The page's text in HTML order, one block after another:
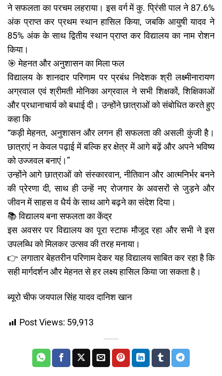
ने सफलता का परचम लहराया। इस वर्ग में कु. प्रिंसी पाल ने 87.6%
अंक प्राप्त कर प्रथम स्थान हासिल किया, जबकि आयुषी यादव ने
85% अंक के साथ द्वितीय स्थान प्राप्त कर विद्यालय का नाम रोशन
किया।
🎯 मेहनत और अनुशासन का मिला फल
विद्यालय के शानदार परिणाम पर प्रबंध निदेशक श्री लक्ष्मीनारायण
अग्रवाल एवं श्रीमती मोनिका अग्रवाल ने सभी शिक्षकों, शिक्षिकाओं
और प्रधानाचार्य को बधाई दी। उन्होंने छात्राओं को संबोधित करते हुए
कहा कि
“कड़ी मेहनत, अनुशासन और लगन ही सफलता की असली कुंजी है।
छात्राएं न केवल पढ़ाई में बल्कि हर क्षेत्र में आगे बढ़ें और अपने भविष्य
को उज्जवल बनाएं।”
उन्होंने आगे छात्राओं को संस्कारवान, नीतिवान और आत्मनिर्भर बनने
की प्रेरणा दी, साथ ही उन्हें नए रोजगार के अवसरों से जुड़ने और
जीवन में साहस व धैर्य के साथ आगे बढ़ने का संदेश दिया।
📚 विद्यालय बना सफलता का केंद्र
इस अवसर पर विद्यालय का पूरा स्टाफ मौजूद रहा और सभी ने इस
उपलब्धि को मिलकर उत्सव की तरह मनाया।
👉 लगातार बेहतरीन परिणाम देकर यह विद्यालय साबित कर रहा है कि
सही मार्गदर्शन और मेहनत से हर लक्ष्य हासिल किया जा सकता है।
ब्यूरो चीफ जयपाल सिंह यादव दानिश खान
Post Views: 59,913